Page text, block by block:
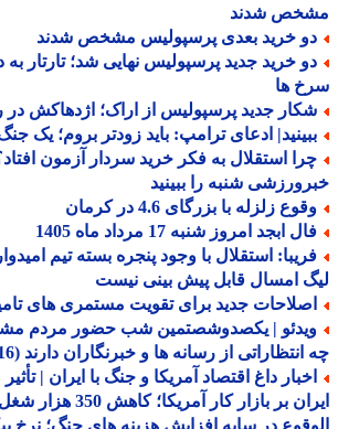
شدند
خرید بعدی پرسپولیس مشخص شدند
خرید جدید پرسپولیس نهایی شد؛ تارتار به
ها
جدید پرسپولیس از اراک؛ اژدهاکش در راه
ادعای ترامپ: باید زودتر بروم؛ یک جنگ
استقلال به فکر خرید سردار آزمون افتاد؟/
شنبه را ببینید
زلزله با بزرگای 4.6 در کرمان
ابجد امروز شنبه 17 مرداد ماه 1405
استقلال با وجود پنجره بسته تیم
امسال قابل پیش بینی نیست
جدید برای تقویت مستمری های تامین
| یکصدوشصتمین شب حضور مردم مشهد
از رسانه ها و خبرنگاران دارند (16 مرداد 1405)
داغ اقتصاد آمریکا و جنگ با ایران | تأثیر
ایران بر بازار کار آمریکا؛